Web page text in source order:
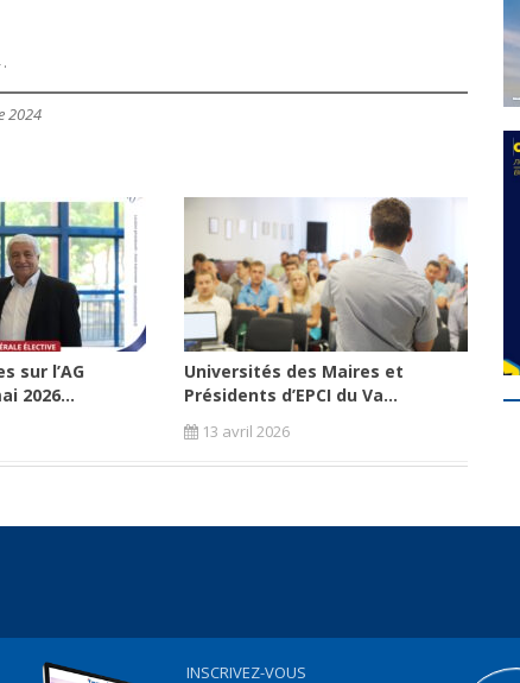
.
2024
sur l’AG
2026...
Universités des Maires et
Présidents d’EPCI du Va...
13 avril 2026
INSCRIVEZ-VOUS